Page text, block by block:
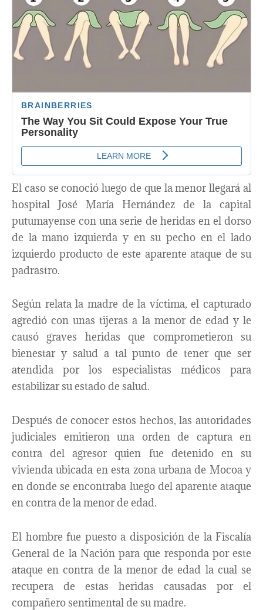
El caso se conoció luego de que la menor llegará al
hospital José María Hernández de la capital
putumayense con una serie de heridas en el dorso
de la mano izquierda y en su pecho en el lado
izquierdo producto de este aparente ataque de su
padrastro.
Según relata la madre de la víctima, el capturado
agredió con unas tijeras a la menor de edad y le
causó graves heridas que comprometieron su
bienestar y salud a tal punto de tener que ser
atendida por los especialistas médicos para
estabilizar su estado de salud.
Después de conocer estos hechos, las autoridades
judiciales emitieron una orden de captura en
contra del agresor quien fue detenido en su
vivienda ubicada en esta zona urbana de Mocoa y
en donde se encontraba luego del aparente ataque
en contra de la menor de edad.
El hombre fue puesto a disposición de la Fiscalía
General de la Nación para que responda por este
ataque en contra de la menor de edad la cual se
recupera de estas heridas causadas por el
compañero sentimental de su madre.